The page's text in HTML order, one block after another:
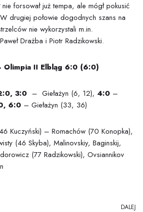
forsował już tempa, ale mógł pokusić
drugiej połowie dogodnych szans na
nie wykorzystali m.in.
Drażba i Piotr Radzikowski.
Olimpia II Elbląg 6:0 (6:0)
3:0 – Giełażyn (6, 12), 4:0 –
6:0 – Giełażyn (33, 36)
Kuczyński) – Romachów (70 Konopka),
(46 Skyba), Malinovskiy, Baginskij,
(77 Radzikowski), Ovsiannikov
DALEJ